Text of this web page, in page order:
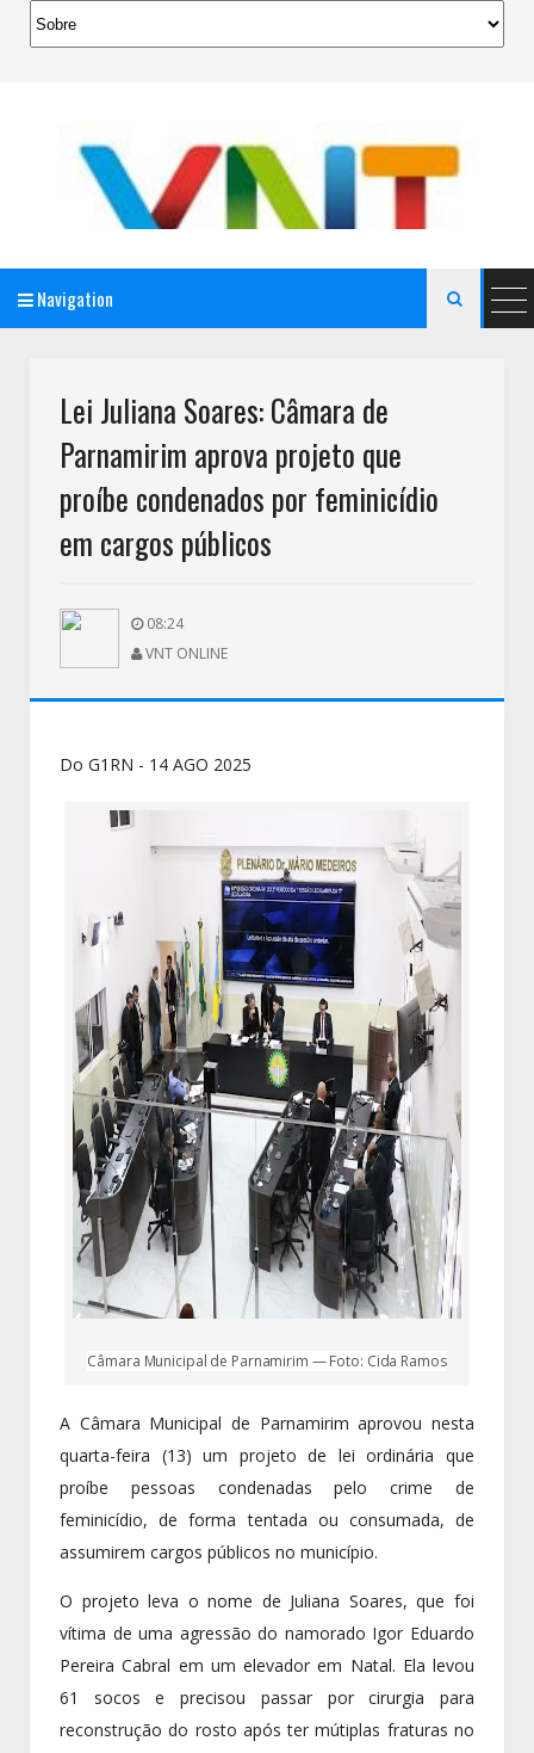
Navigation 
Lei Juliana Soares: Câmara de
Parnamirim aprova projeto que
proíbe condenados por feminicídio
em cargos públicos
08:24
VNT ONLINE
Do G1RN - 14 AGO 2025
Câmara Municipal de Parnamirim — Foto: Cida Ramos
A Câmara Municipal de Parnamirim aprovou nesta
quarta-feira (13) um projeto de lei ordinária que
proíbe pessoas condenadas pelo crime de
feminicídio, de forma tentada ou consumada, de
assumirem cargos públicos no município.
O projeto leva o nome de Juliana Soares, que foi
vítima de uma agressão do namorado Igor Eduardo
Pereira Cabral em um elevador em Natal. Ela levou
61 socos e precisou passar por cirurgia para
reconstrução do rosto após ter mútiplas fraturas no